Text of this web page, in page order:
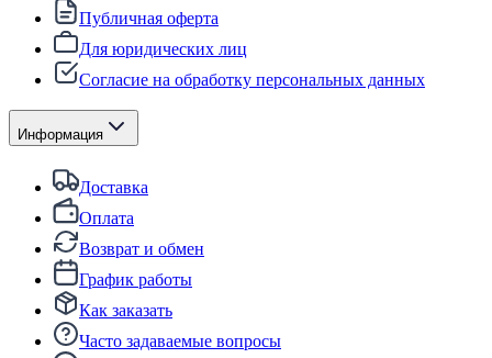
Публичная оферта
Для юридических лиц
Согласие на обработку персональных данных
Информация
Доставка
Оплата
Возврат и обмен
График работы
Как заказать
Часто задаваемые вопросы